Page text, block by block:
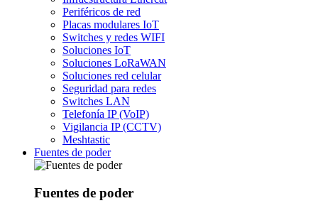
Periféricos de red
Placas modulares IoT
Switches y redes WIFI
Soluciones IoT
Soluciones LoRaWAN
Soluciones red celular
Seguridad para redes
Switches LAN
Telefonía IP (VoIP)
Vigilancia IP (CCTV)
Meshtastic
Fuentes de poder
Fuentes de poder